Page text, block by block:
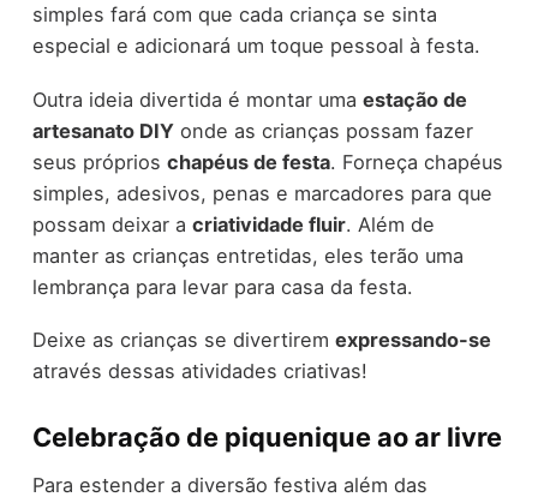
simples fará com que cada criança se sinta
especial e adicionará um toque pessoal à festa.
Outra ideia divertida é montar uma estação de
artesanato DIYonde as crianças possam fazer
seus próprios chapéus de festa. Forneça chapéus
simples, adesivos, penas e marcadores para que
possam deixar a criatividade fluir. Além de
manter as crianças entretidas, eles terão uma
lembrança para levar para casa da festa.
Deixe as crianças se divertirem expressando-se
através dessas atividades criativas!
Celebração de piquenique ao ar livre
Para estender a diversão festiva além das